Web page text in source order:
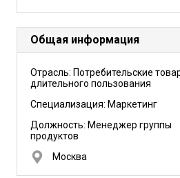
Общая информация
Отрасль: Потребительские
длительного пользования
Специализация: Маркетинг
Должность: Менеджер группы
продуктов
Москва